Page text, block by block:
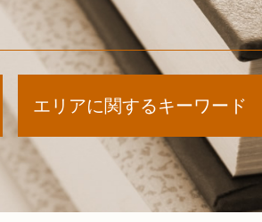
エリアに関するキーワード
債務整理 札幌市 相談
過払い金請求 倶知安町 司法書士
遺言書作成 函館市 相談